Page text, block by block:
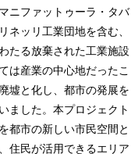
ニファットゥーラ・タバ
ネッリ工業団地を含む、
たる放棄された工業施設
は産業の中心地だったこ
墟と化し、都市の発展を
ました。本プロジェクト
都市の新しい市民空間と
住民が活用できるエリア